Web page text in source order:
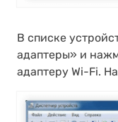
В списке
адаптеры» и
адаптеру Wi-Fi.